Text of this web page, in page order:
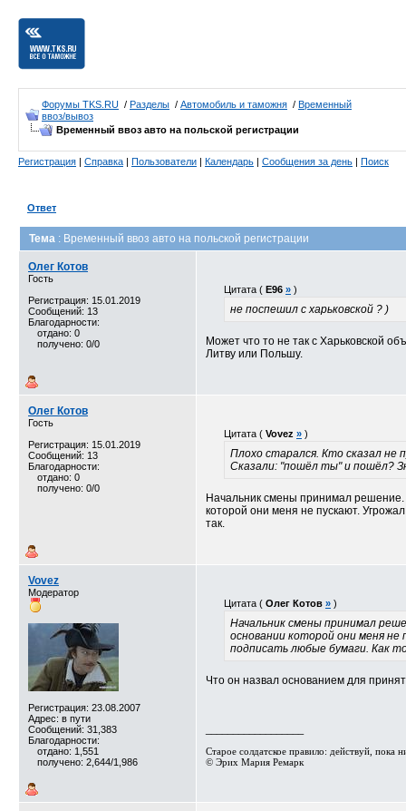
Форумы TKS.RU / Разделы / Автомобиль и таможня / Временный
ввоз/вывоз
Временный ввоз авто на польской регистрации
Регистрация | Справка | Пользователи | Календарь | Сообщения за день | Поиск
Ответ
Тема : Временный ввоз авто на польской регистрации
Олег Котов
Гость
Регистрация: 15.01.2019
Сообщений: 13
Благодарности:
отдано: 0
получено: 0/0
Цитата ( E96 » )
не поспешил с харьковской ? )
Может что то не так с Харьковской
Литву или Польшу.
Олег Котов
Гость
Регистрация: 15.01.2019
Сообщений: 13
Благодарности:
отдано: 0
получено: 0/0
Цитата ( Vovez » )
Плохо старался. Кто сказал не
Сказали: "пошёл ты" и пошёл?
Начальник смены принимал
которой они меня не пускают.
так.
Vovez
Модератор
Регистрация: 23.08.2007
Адрес: в пути
Сообщений: 31,383
Благодарности:
отдано: 1,551
получено: 2,644/1,986
Цитата ( Олег Котов » )
Начальник смены принимал
основании которой они меня
подписать любые бумаги. Как
Что он назвал основанием для
Старое солдатское правило: действуй, пока
© Эрих Мария Ремарк⁠⁠